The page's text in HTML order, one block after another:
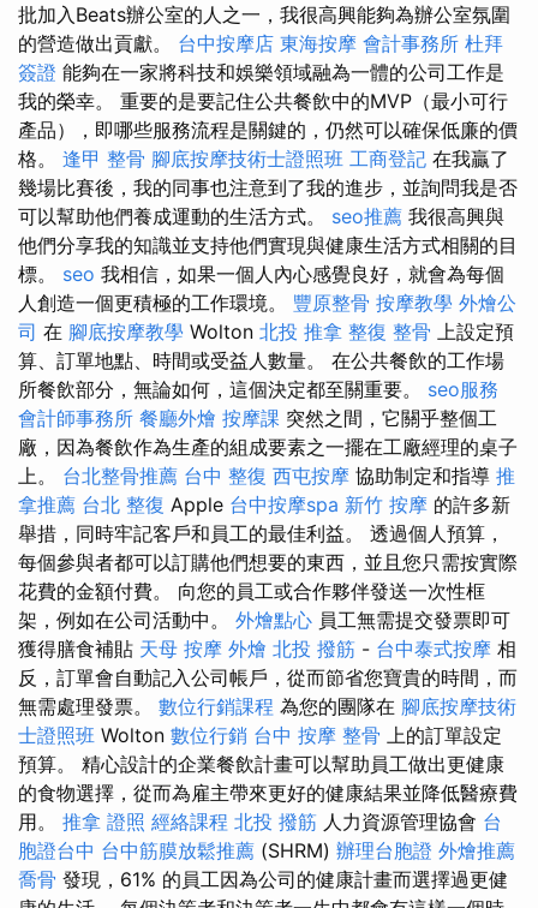
批加入Beats辦公室的人之一，我很高興能夠為辦公室氛圍
的營造做出貢獻。 台中按摩店 東海按摩 會計事務所 杜拜
簽證 能夠在一家將科技和娛樂領域融為一體的公司工作是
我的榮幸。 重要的是要記住公共餐飲中的MVP（最小可行
產品），即哪些服務流程是關鍵的，仍然可以確保低廉的價
格。 逢甲 整骨 腳底按摩技術士證照班 工商登記 在我贏了
幾場比賽後，我的同事也注意到了我的進步，並詢問我是否
可以幫助他們養成運動的生活方式。 seo推薦 我很高興與
他們分享我的知識並支持他們實現與健康生活方式相關的目
標。 seo 我相信，如果一個人內心感覺良好，就會為每個
人創造一個更積極的工作環境。 豐原整骨 按摩教學 外燴公
司 在 腳底按摩教學 Wolton 北投 推拿 整復 整骨 上設定預
算、訂單地點、時間或受益人數量。 在公共餐飲的工作場
所餐飲部分，無論如何，這個決定都至關重要。 seo服務
會計師事務所 餐廳外燴 按摩課 突然之間，它關乎整個工
廠，因為餐飲作為生產的組成要素之一擺在工廠經理的桌子
上。 台北整骨推薦 台中 整復 西屯按摩 協助制定和指導 推
拿推薦 台北 整復 Apple 台中按摩spa 新竹 按摩 的許多新
舉措，同時牢記客戶和員工的最佳利益。 透過個人預算，
每個參與者都可以訂購他們想要的東西，並且您只需按實際
花費的金額付費。 向您的員工或合作夥伴發送一次性框
架，例如在公司活動中。 外燴點心 員工無需提交發票即可
獲得膳食補貼 天母 按摩 外燴 北投 撥筋 - 台中泰式按摩 相
反，訂單會自動記入公司帳戶，從而節省您寶貴的時間，而
無需處理發票。 數位行銷課程 為您的團隊在 腳底按摩技術
士證照班 Wolton 數位行銷 台中 按摩 整骨 上的訂單設定
預算。 精心設計的企業餐飲計畫可以幫助員工做出更健康
的食物選擇，從而為雇主帶來更好的健康結果並降低醫療費
用。 推拿 證照 經絡課程 北投 撥筋 人力資源管理協會 台
胞證台中 台中筋膜放鬆推薦 (SHRM) 辦理台胞證 外燴推薦
喬骨 發現，61% 的員工因為公司的健康計畫而選擇過更健